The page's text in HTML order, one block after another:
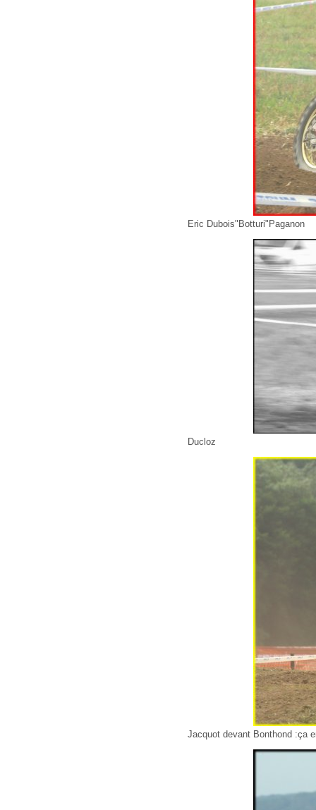
Eric Dubois"Botturi"Paganon
Ducloz
Jacquot devant Bonthond :ça